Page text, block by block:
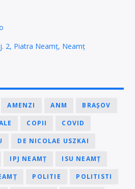
2, Piatra Neamț, Neamț
AMENZI ANM BRAȘOV
COPII COVID
DE NICOLAE USZKAI
IPJ NEAMȚ ISU NEAMȚ
POLITIE POLITISTI